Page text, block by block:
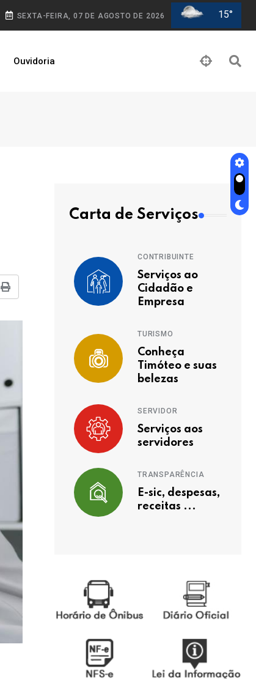
SEXTA-FEIRA, 07 DE AGOSTO DE 2026 15°
Ouvidoria
Carta de Serviços
CONTRIBUINTE
Serviços ao
Cidadão e
Empresa
TURISMO
Conheça
Timóteo e suas
belezas
SERVIDOR
Serviços aos
servidores
TRANSPARÊNCIA
E-sic, despesas,
receitas ...